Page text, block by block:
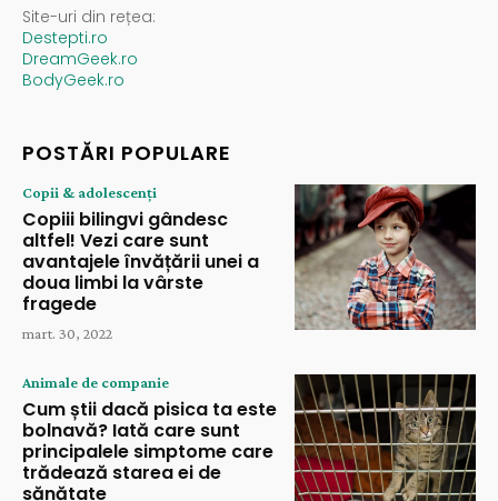
Site-uri din rețea:
Destepti.ro
DreamGeek.ro
BodyGeek.ro
POSTĂRI POPULARE
Copii & adolescenți
Copiii bilingvi gândesc
altfel! Vezi care sunt
avantajele învățării unei a
doua limbi la vârste
fragede
mart. 30, 2022
Animale de companie
Cum știi dacă pisica ta este
bolnavă? Iată care sunt
principalele simptome care
trădează starea ei de
sănătate